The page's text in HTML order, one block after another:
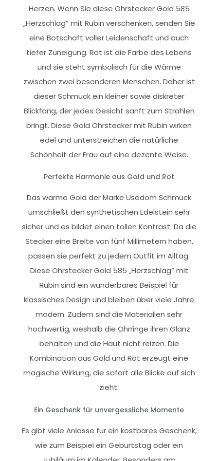
Herzen. Wenn Sie diese Ohrstecker Gold 585
„Herzschlag” mit Rubin verschenken, senden Sie
eine Botschaft voller Leidenschaft und auch
tiefer Zuneigung. Rot ist die Farbe des Lebens
und sie steht symbolisch für die Wärme
zwischen zwei besonderen Menschen. Daher ist
dieser Schmuck ein kleiner sowie diskreter
Blickfang, der jedes Gesicht sanft zum Strahlen
bringt. Diese Gold Ohrstecker mit Rubin wirken
edel und unterstreichen die natürliche
Schönheit der Frau auf eine dezente Weise.
Perfekte Harmonie aus Gold und Rot
Das warme Gold der Marke Usedom Schmuck
umschließt den synthetischen Edelstein sehr
sicher und es bildet einen tollen Kontrast. Da die
Stecker eine Breite von fünf Millimetern haben,
passen sie perfekt zu jedem Outfit im Alltag.
Diese Ohrstecker Gold 585 „Herzschlag” mit
Rubin sind ein wunderbares Beispiel für
klassisches Design und bleiben über viele Jahre
modern. Zudem sind die Materialien sehr
hochwertig, weshalb die Ohrringe ihren Glanz
behalten und die Haut nicht reizen. Die
Kombination aus Gold und Rot erzeugt eine
magische Wirkung, die sofort alle Blicke auf sich
zieht.
Ein Geschenk für unvergessliche Momente
Es gibt viele Anlässe für ein kostbares Geschenk,
wie zum Beispiel ein Geburtstag oder ein